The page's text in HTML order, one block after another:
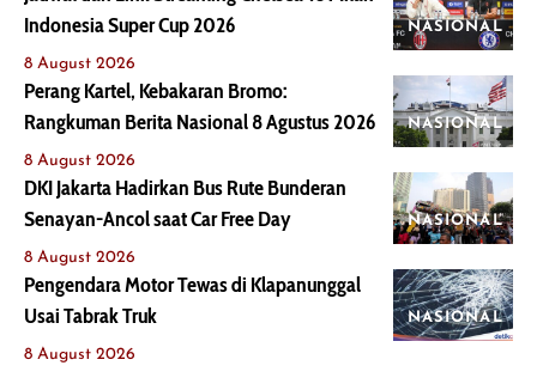
NASIONAL
Indonesia Super Cup 2026
8 August 2026
NASIONAL
Perang Kartel, Kebakaran Bromo:
Rangkuman Berita Nasional 8 Agustus 2026
8 August 2026
NASIONAL
DKI Jakarta Hadirkan Bus Rute Bunderan
Senayan-Ancol saat Car Free Day
8 August 2026
NASIONAL
Pengendara Motor Tewas di Klapanunggal
Usai Tabrak Truk
8 August 2026